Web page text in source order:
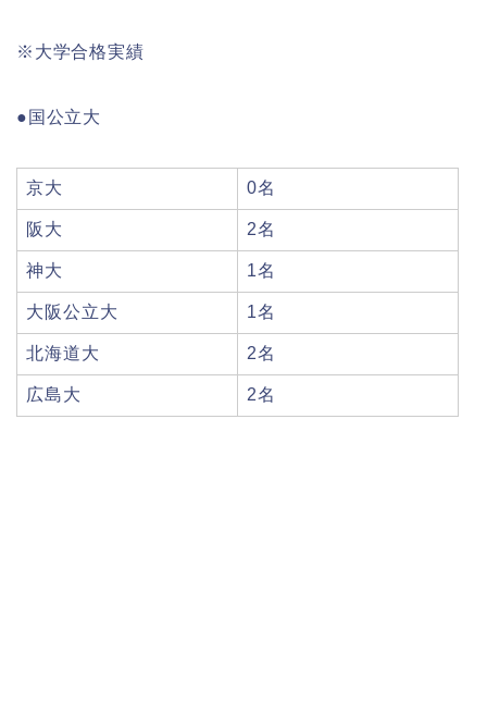
※大学合格実績
●国公立大
京大 0名
阪大 2名
神大 1名
大阪公立大 1名
北海道大 2名
広島大 2名